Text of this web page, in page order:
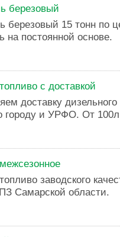
березовый
березовый 15 тонн по
на постоянной основе.
с доставкой
доставку
городу и УРФО. От
заводского
Самарской области.